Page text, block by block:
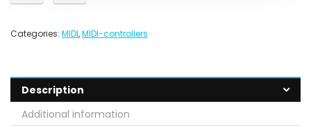
Categories: MIDI,MIDI-controllers
Description
Additional information